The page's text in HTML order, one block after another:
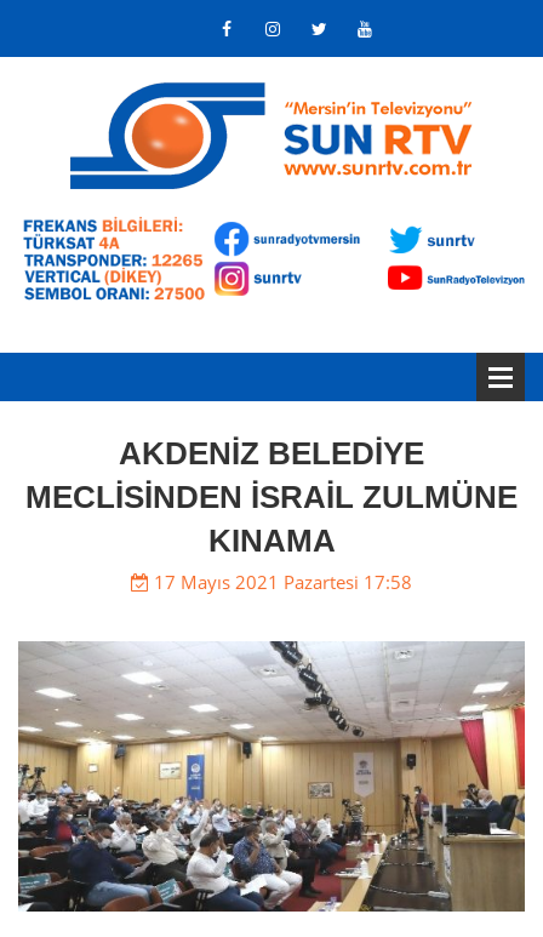
AKDENİZ BELEDİYE
MECLİSİNDEN İSRAİL ZULMÜNE
KINAMA
17 Mayıs 2021 Pazartesi 17:58